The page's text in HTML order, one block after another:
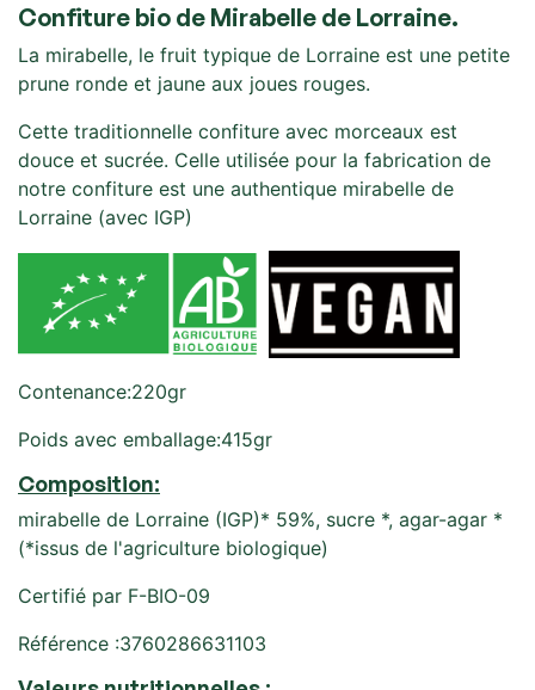
Confiture bio de Mirabelle de Lorraine.
La mirabelle, le fruit typique de Lorraine est une petite
prune ronde et jaune aux joues rouges.
Cette traditionnelle confiture avec morceaux est
douce et sucrée. Celle utilisée pour la fabrication de
notre confiture est une authentique mirabelle de
Lorraine (avec IGP)
Contenance:220gr
Poids avec emballage:415gr
Composition:
mirabelle de Lorraine (IGP)* 59%, sucre *, agar-agar *
(*issus de l'agriculture biologique)
Certifié par F-BIO-09
Référence :3760286631103